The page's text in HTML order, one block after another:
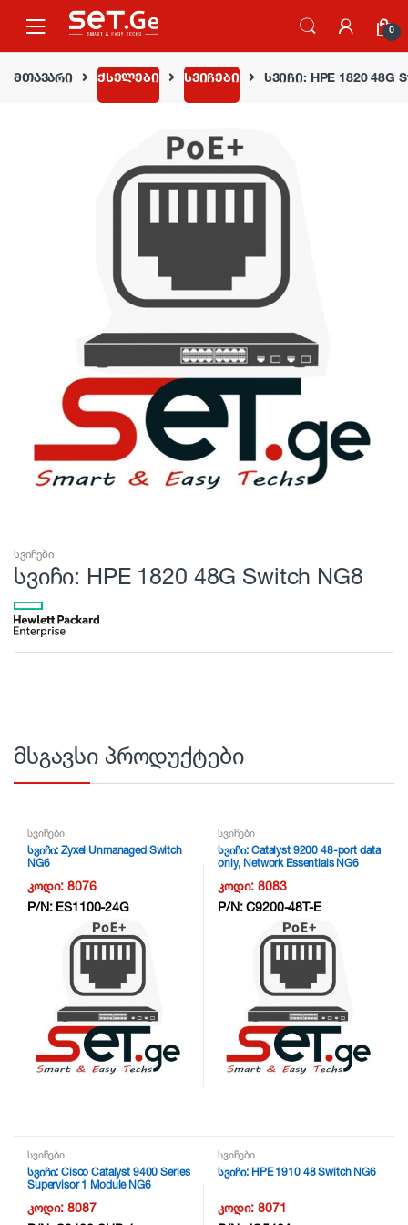
Skip to navigation
Skip to content
0
მთავარი ქსელები სვიჩები სვიჩი: HPE 1820 48G
სვიჩები
სვიჩი: HPE 1820 48G Switch NG8
მსგავსი პროდუქტები
სვიჩები
სვიჩი: Zyxel Unmanaged Switch
NG6
კოდი:8076
P/N: ES1100-24G
სვიჩები
სვიჩი: Catalyst 9200 48-port data
only, Network Essentials NG6
კოდი:8083
P/N:C9200-48T-E
სვიჩები
სვიჩი: Cisco Catalyst 9400 Series
Supervisor 1 Module NG6
კოდი:8087
სვიჩები
სვიჩი: HPE 1910 48 Switch NG6
კოდი:8071